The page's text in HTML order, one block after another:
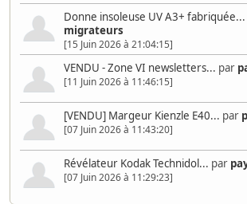
Donne insoleuse UV A3+ fabriquée...
migrateurs
[15 Juin 2026 à 21:04:15]
VENDU - Zone VI newsletters... par
[11 Juin 2026 à 11:46:15]
[VENDU] Margeur Kienzle E40... par
[07 Juin 2026 à 11:43:20]
Révélateur Kodak Technidol... par
[07 Juin 2026 à 11:29:23]